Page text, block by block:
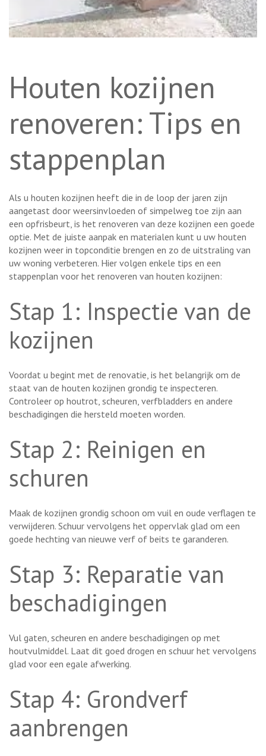
Houten kozijnen
renoveren: Tips en
stappenplan
Als u houten kozijnen heeft die in de loop der jaren zijn
aangetast door weersinvloeden of simpelweg toe zijn aan
een opfrisbeurt, is het renoveren van deze kozijnen een goede
optie. Met de juiste aanpak en materialen kunt u uw houten
kozijnen weer in topconditie brengen en zo de uitstraling van
uw woning verbeteren. Hier volgen enkele tips en een
stappenplan voor het renoveren van houten kozijnen:
Stap 1: Inspectie van de
kozijnen
Voordat u begint met de renovatie, is het belangrijk om de
staat van de houten kozijnen grondig te inspecteren.
Controleer op houtrot, scheuren, verfbladders en andere
beschadigingen die hersteld moeten worden.
Stap 2: Reinigen en
schuren
Maak de kozijnen grondig schoon om vuil en oude verflagen te
verwijderen. Schuur vervolgens het oppervlak glad om een
goede hechting van nieuwe verf of beits te garanderen.
Stap 3: Reparatie van
beschadigingen
Vul gaten, scheuren en andere beschadigingen op met
houtvulmiddel. Laat dit goed drogen en schuur het vervolgens
glad voor een egale afwerking.
Stap 4: Grondverf
aanbrengen